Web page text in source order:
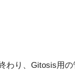
わり、Gitosis用